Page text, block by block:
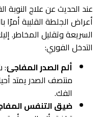
عند الحديث عن علاج النوبة
أعراض الجلطة القلبية أمرًا
السريعة وتقليل المخاطر.
التدخل الفوري:
ألم الصدر المفاجئ:
منتصف الصدر يمتد
الفك.
ضيق التنفس